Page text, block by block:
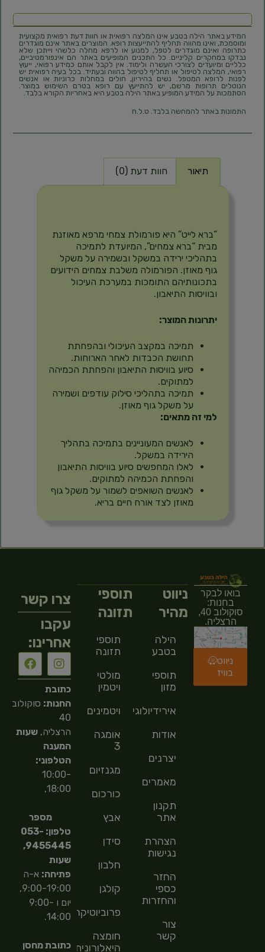
המידע באתר הילה בטבע אינו המלצה רפואית או חוות דעת רפואית מקצועית
ומוסמכת, ואינו מהווה תחליף להתייעצות רופא. המוצרים באתר אינם מוגדרים
כתרופה ואינם מוגדרים לטפל, למנוע או לרפא מחלה כלשהי וייתכן שלא
נבדקו במחקרים קליניים. כל התכנים המופיעים באתר הם אינפורמטיביים,
כלליים ומיועדים לצורכי העשרה ולימוד. אין לקבל אותם כמידע רפואי, ייעוץ
רפואי, המלצה לטיפול או תחליף לטיפול בהווה ובעתיד. בכל בעיה רפואית יש
לפנות לרופא המטפל. נשים בהיריון, חולים במחלות כרוניות או אנשים
הנוטלים תרופות מרשם, יש להתייעץ עם רופא בטרם השימוש במוצר.
הסתמכות על המידע המופיע באתר הילה בטבע היא באחריות הקורא בלבד.
התמונות באתר להמחשה בלבד. ט.ל.ח
תיאור חוות דעת (0)
“ברא לייט” היא פורמולת צמחי מרפא מאוזנת
מבית “ברא צמחים”, המיועדת לתמיכה
בתהליכי ירידה במשקל ובשמירה על משקל
גוף מאוזן. הפורמולה משלבת צמחים הידועים
בתכונותיהם התומכות במערכת העיכול
ובוויסות התיאבון.
יתרונות המוצר:
תמיכה במקצב העיכולי ובהפחתת
תחושת הכבדות לאחר הארוחות.
סיוע בוויסות התיאבון והפחתת הכמיהה
למתוקים.
תמיכה בתהליכי סילוק עודפים ושמירה
על משקל גוף מאוזן.
למי זה מתאים:
לאנשים המעוניינים בתמיכה בתהליך
הירידה במשקל.
לאלו המחפשים סיוע בוויסות התיאבון
והפחתת הכמיהה למתוקים.
לאנשים השואפים לשמור על משקל גוף
מאוזן לצד אורח חיים בריא.
בואו לבקר
בחנות:
סוקולוב 40,
הרצליה.
ניווט
בוויז
ניווט
מהיר
הילה
בטבע
תוספי
מזון
אירידיולוגיה
אודות
יצרנים
מאמרים
תקנון
אתר
הצהרת
נגישות
החזר
כספי
והחזרות
צור
קשר
תוספי
תזונה
תוספי
תזונה
מולטי
ויטמין
ויטמינים
אומגה
3
מגנזיום
כורכום
אבץ
סידן
חלבון
קולגן
פרוביוטיקה
חומצה
היאלורונית
צרו קשר
עקבו
אחרינו:
כתובת
החנות: סוקולוב
40
הרצליה,שעות
המענה
הטלפוני:
10:00-
18:00,
מספר
טלפון: 053-
9455445,
שעות
פתיחה: א-ה
9:00-19:00,
יום ו 9:00-
14:00.
כתובת מחסן